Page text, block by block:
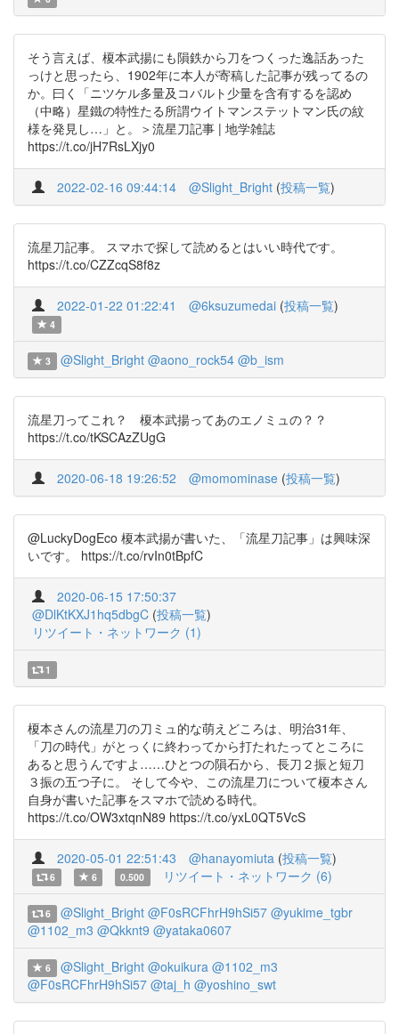
そう言えば、榎本武揚にも隕鉄から刀をつくった逸話あった
っけと思ったら、1902年に本人が寄稿した記事が残ってるの
か。曰く「ニツケル多量及コバルト少量を含有するを認め
（中略）星鐵の特性たる所謂ウイトマンステットマン氏の紋
様を発見し…」と。＞流星刀記事 | 地学雑誌
https://t.co/jH7RsLXjy0
2022-02-16 09:44:14 @Slight_Bright (投稿一覧)
流星刀記事。 スマホで探して読めるとはいい時代です。
https://t.co/CZZcqS8f8z
2022-01-22 01:22:41 @6ksuzumedai (投稿一覧)
4
3 @Slight_Bright @aono_rock54 @b_ism
流星刀ってこれ？ 榎本武揚ってあのエノミュの？？
https://t.co/tKSCAzZUgG
2020-06-18 19:26:52 @momominase (投稿一覧)
@LuckyDogEco 榎本武揚が書いた、「流星刀記事」は興味深
いです。 https://t.co/rvIn0tBpfC
2020-06-15 17:50:37
@DlKtKXJ1hq5dbgC (投稿一覧)
リツイート・ネットワーク (1)
1
榎本さんの流星刀の刀ミュ的な萌えどころは、明治31年、
「刀の時代」がとっくに終わってから打たれたってところに
あると思うんですよ……ひとつの隕石から、長刀２振と短刀
３振の五つ子に。 そして今や、この流星刀について榎本さん
自身が書いた記事をスマホで読める時代。
https://t.co/OW3xtqnN89 https://t.co/yxL0QT5VcS
2020-05-01 22:51:43 @hanayomiuta (投稿一覧)
6 6 0.500 リツイート・ネットワーク (6)
6 @Slight_Bright @F0sRCFhrH9hSi57 @yukime_tgbr
@1102_m3 @Qkknt9 @yataka0607
6 @Slight_Bright @okuikura @1102_m3
@F0sRCFhrH9hSi57 @taj_h @yoshino_swt